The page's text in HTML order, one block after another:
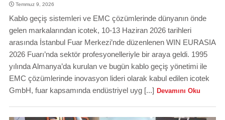
Temmuz 9, 2026
Kablo geçiş sistemleri ve EMC çözümlerinde dünyanın önde
gelen markalarından icotek, 10-13 Haziran 2026 tarihleri
arasında İstanbul Fuar Merkezi’nde düzenlenen WIN EURASIA
2026 Fuarı’nda sektör profesyonelleriyle bir araya geldi. 1995
yılında Almanya’da kurulan ve bugün kablo geçiş yönetimi ile
EMC çözümlerinde inovasyon lideri olarak kabul edilen icotek
GmbH, fuar kapsamında endüstriyel uyg [...] Devamını Oku